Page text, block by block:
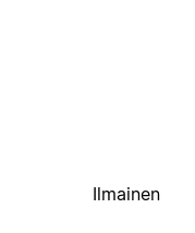
Ilmainen